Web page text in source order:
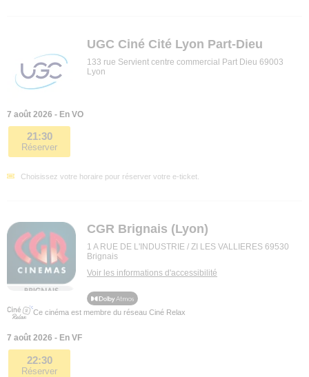
UGC Ciné Cité Lyon Part-Dieu
133 rue Servient centre commercial Part Dieu 69003
Lyon
7 août 2026 - En VO
21:30
Réserver
Choisissez votre horaire pour réserver votre e-ticket.
CGR Brignais (Lyon)
1 A RUE DE L'INDUSTRIE / ZI LES VALLIERES 69530
Brignais
Voir les informations d'accessibilité
Ce cinéma est membre du réseau Ciné Relax
7 août 2026 - En VF
22:30
Réserver